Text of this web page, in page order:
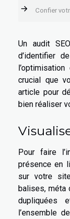
Confier
Un audit
d’identifier
crucial que
article pour
bien réaliser
Pour faire
présence en
sur votre
balises, méta
dupliquées
l’ensemble